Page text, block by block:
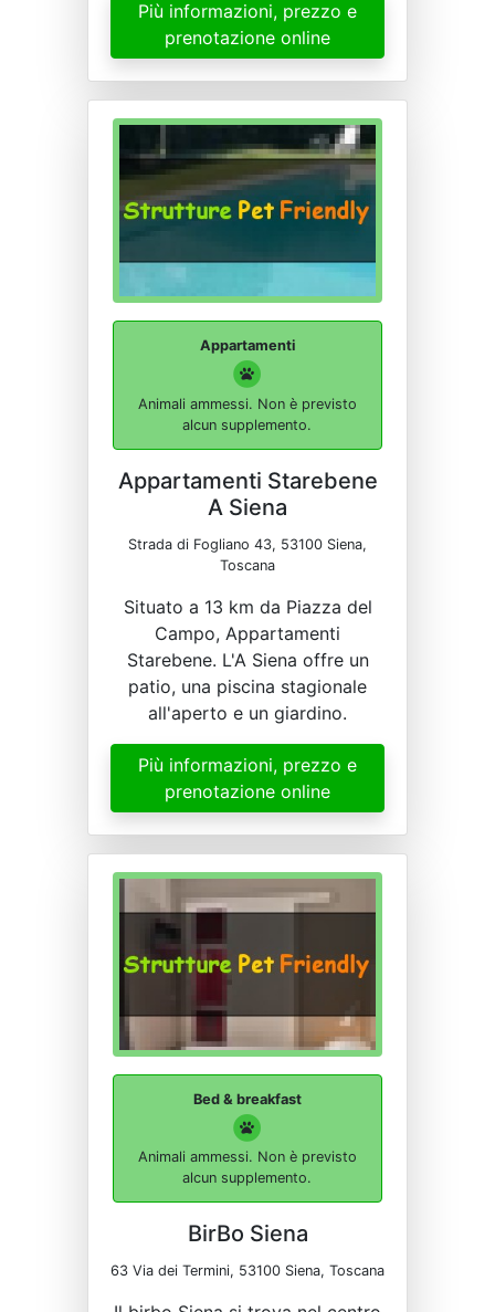
Più informazioni, prezzo e
prenotazione online
Appartamenti
Animali ammessi. Non è previsto
alcun supplemento.
Appartamenti Starebene
A Siena
Strada di Fogliano 43, 53100 Siena,
Toscana
Situato a 13 km da Piazza del
Campo, Appartamenti
Starebene. L'A Siena offre un
patio, una piscina stagionale
all'aperto e un giardino.
Più informazioni, prezzo e
prenotazione online
Bed & breakfast
Animali ammessi. Non è previsto
alcun supplemento.
BirBo Siena
63 Via dei Termini, 53100 Siena, Toscana